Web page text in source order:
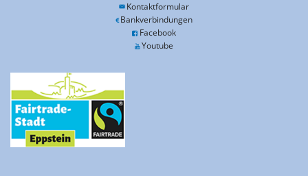
Kontaktformular
Bankverbindungen
Facebook
Youtube